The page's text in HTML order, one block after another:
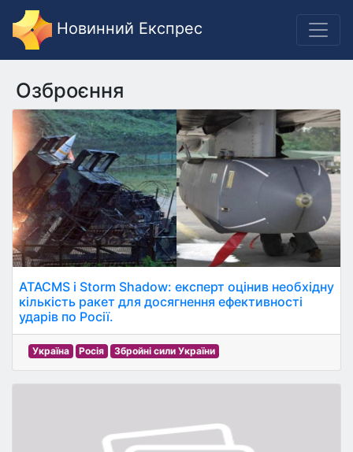
Новинний Експрес
Озброєння
ATACMS і Storm Shadow: експерт оцінив необхідну
кількість ракет для досягнення ефективності
ударів по Росії.
Україна Росія Збройні сили України